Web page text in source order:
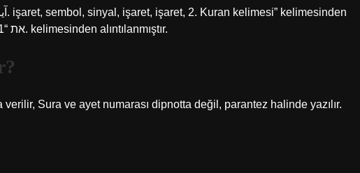
alıntı yapılır. Bu kelime Aramaa/Suriye ˀāt את “1. 1. kelimesinden alıntılanmıştır.
verilir, Sura ve ayet numarası dipnotta değil, parantez halinde yazılır.